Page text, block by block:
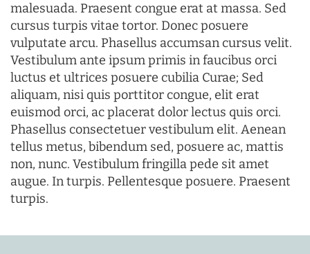
malesuada. Praesent congue erat at massa. Sed
cursus turpis vitae tortor. Donec posuere
vulputate arcu. Phasellus accumsan cursus velit.
Vestibulum ante ipsum primis in faucibus orci
luctus et ultrices posuere cubilia Curae; Sed
aliquam, nisi quis porttitor congue, elit erat
euismod orci, ac placerat dolor lectus quis orci.
Phasellus consectetuer vestibulum elit. Aenean
tellus metus, bibendum sed, posuere ac, mattis
non, nunc. Vestibulum fringilla pede sit amet
augue. In turpis. Pellentesque posuere. Praesent
turpis.